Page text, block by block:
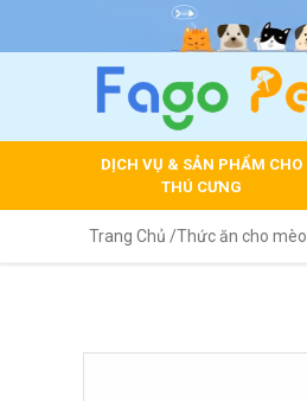
DỊCH VỤ & SẢN PHẨM CHO
THÚ CƯNG
Trang Chủ /Thức ăn cho mèo